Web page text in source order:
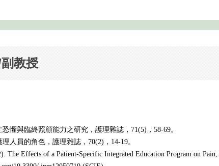
教授
懼與臨終照顧能力之研究，護理雜誌，71(5)，58-69。
人員的角色，護理雜誌，70(2)，14-19。
The Effects of a Patient-Specific Integrated Education Program on